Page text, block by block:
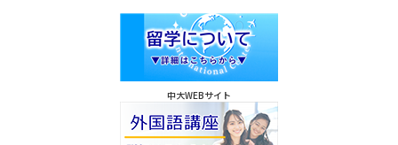
中大WEBサイト